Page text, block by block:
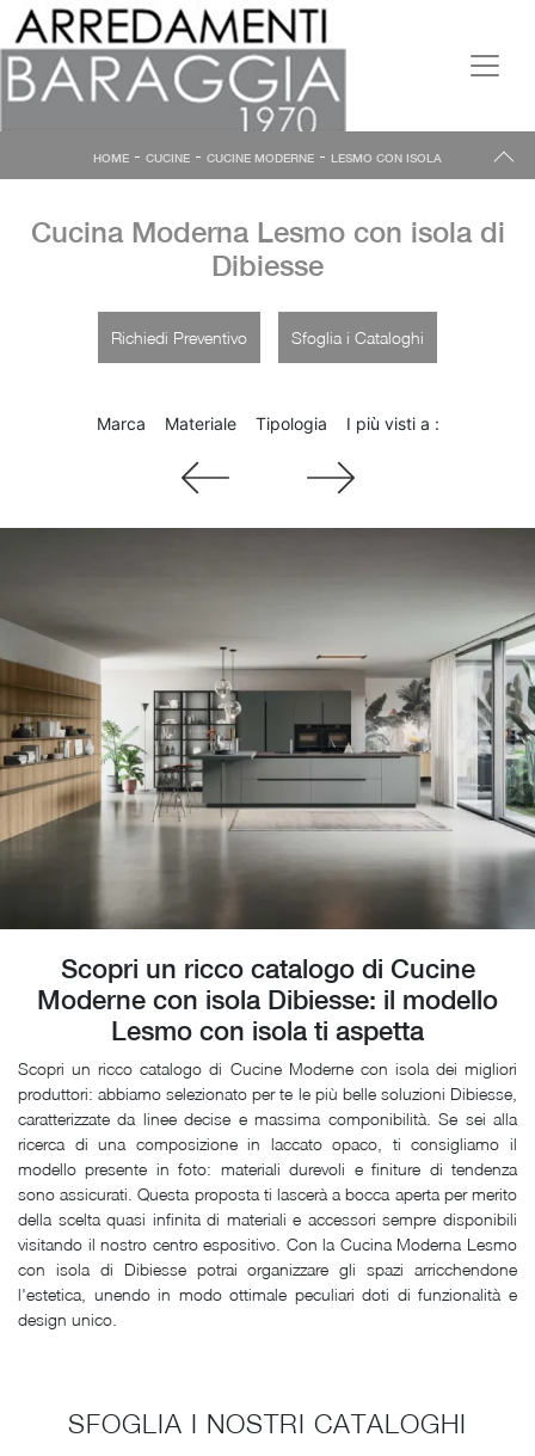
HOME - CUCINE - CUCINE MODERNE - LESMO CON ISOLA
Cucina Moderna Lesmo con isola di
Dibiesse
Richiedi Preventivo Sfoglia i Cataloghi
Marca Materiale Tipologia I più visti a :
Scopri un ricco catalogo di Cucine
Moderne con isola Dibiesse: il modello
Lesmo con isola ti aspetta
Scopri un ricco catalogo di Cucine Moderne con isola dei migliori
produttori: abbiamo selezionato per te le più belle soluzioni Dibiesse,
caratterizzate da linee decise e massima componibilità. Se sei alla
ricerca di una composizione in laccato opaco, ti consigliamo il
modello presente in foto: materiali durevoli e finiture di tendenza
sono assicurati. Questa proposta ti lascerà a bocca aperta per merito
della scelta quasi infinita di materiali e accessori sempre disponibili
visitando il nostro centro espositivo. Con la Cucina Moderna Lesmo
con isola di Dibiesse potrai organizzare gli spazi arricchendone
l'estetica, unendo in modo ottimale peculiari doti di funzionalità e
design unico.
SFOGLIA I NOSTRI CATALOGHI